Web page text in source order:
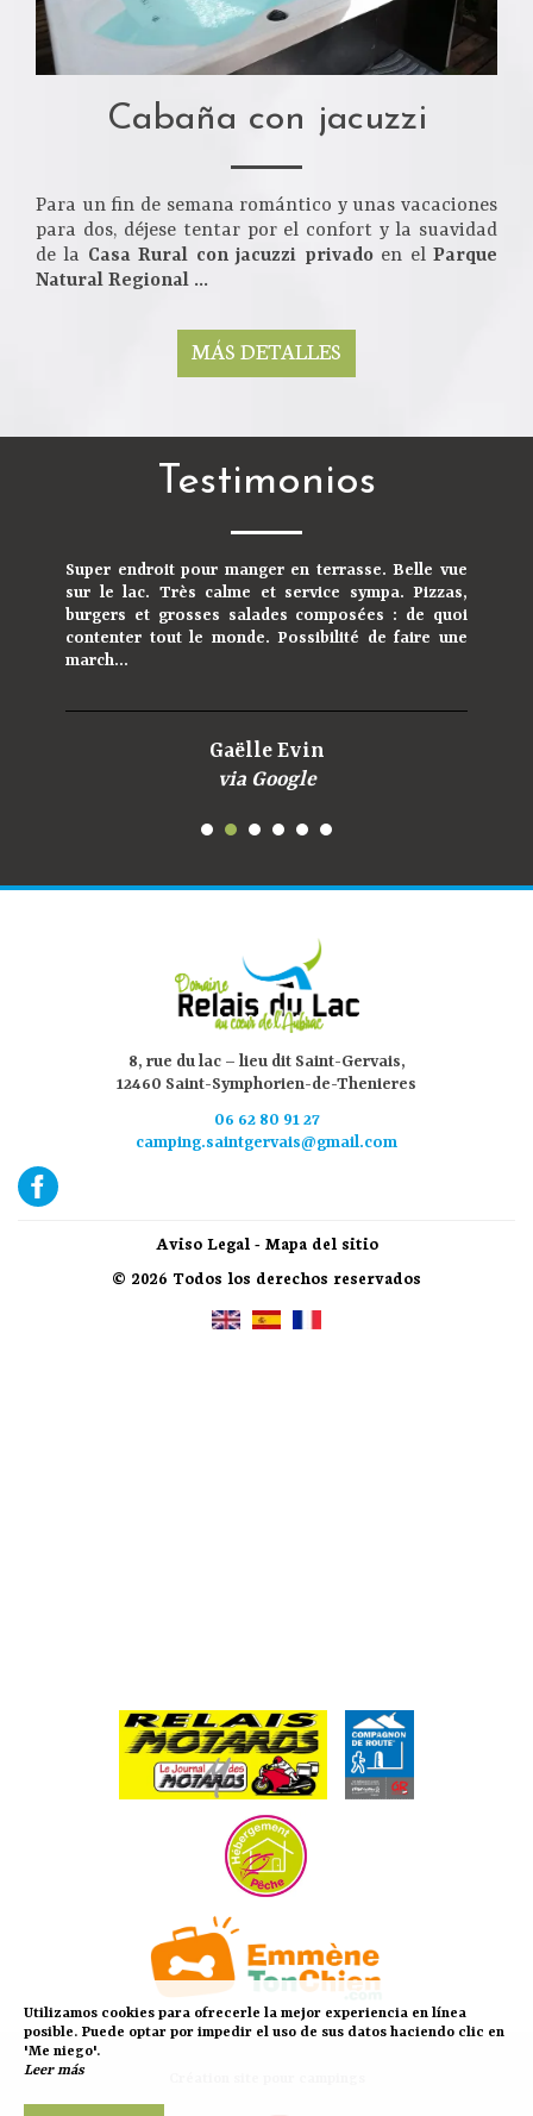
Cabaña con jacuzzi
Para un fin de semana romántico y unas vacaciones
para dos, déjese tentar por el confort y la suavidad
de la Casa Rural con jacuzzi privadoen elParque
Natural Regional ...
MÁS DETALLES
Testimonios
Super endroit pour manger en terrasse. Belle vue
sur le lac. Très calme et service sympa. Pizzas,
burgers et grosses salades composées : de quoi
contenter tout le monde. Possibilité de faire une
march...
Gaëlle Evin
via Google
Charmant petit camping, calme et bien ombragé.
Accueil chaleureux. Le lac est juste à côté, tout
comme le resto où on y mange super bien. On
reviendra, c'est sûr !
via Google
8, rue du lac – lieu dit Saint-Gervais,
12460 Saint-Symphorien-de-Thenieres
06 62 80 91 27
camping.saintgervais@gmail.com
© 2026 Todos los derechos reservados
Utilizamos cookies para ofrecerle la mejor experiencia en línea
posible. Puede optar por impedir el uso de sus datos haciendo clic en
'Me niego'.
Leer más